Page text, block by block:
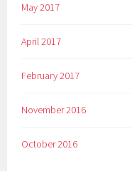
May 2017
April 2017
February 2017
November 2016
October 2016